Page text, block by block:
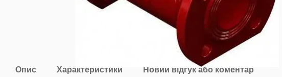
Опис Характеристики Новий відгук або коментар